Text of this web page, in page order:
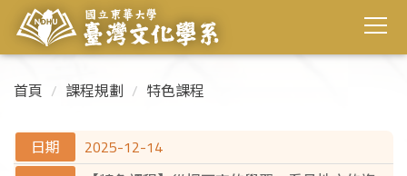
首頁 課程規劃 特色課程
2025-12-14